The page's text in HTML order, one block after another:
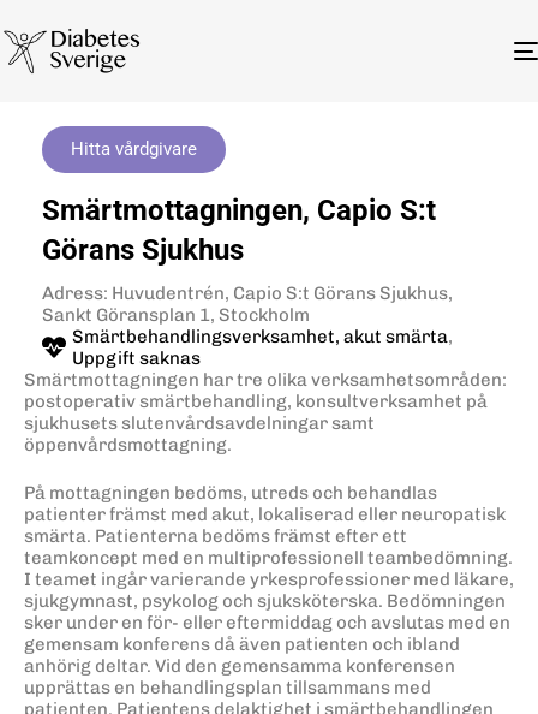
Hitta vårdgivare
Smärtmottagningen, Capio S:t
Görans Sjukhus
Adress: Huvudentrén, Capio S:t Görans Sjukhus,
Sankt Göransplan 1, Stockholm
Smärtbehandlingsverksamhet, akut smärta,
Uppgift saknas
Smärtmottagningen har tre olika verksamhetsområden:
postoperativ smärtbehandling, konsultverksamhet på
sjukhusets slutenvårdsavdelningar samt
öppenvårdsmottagning.
På mottagningen bedöms, utreds och behandlas
patienter främst med akut, lokaliserad eller neuropatisk
smärta. Patienterna bedöms främst efter ett
teamkoncept med en multiprofessionell teambedömning.
I teamet ingår varierande yrkesprofessioner med läkare,
sjukgymnast, psykolog och sjuksköterska. Bedömningen
sker under en för- eller eftermiddag och avslutas med en
gemensam konferens då även patienten och ibland
anhörig deltar. Vid den gemensamma konferensen
upprättas en behandlingsplan tillsammans med